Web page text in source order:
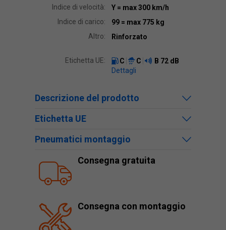
Indice di velocità:
Y = max 300 km/h
Indice di carico:
99 = max 775 kg
Altro:
Rinforzato
Etichetta UE: C C B 72 dB
Dettagli
Descrizione del prodotto
Etichetta UE
Pneumatici montaggio
Consegna gratuita
Consegna con montaggio